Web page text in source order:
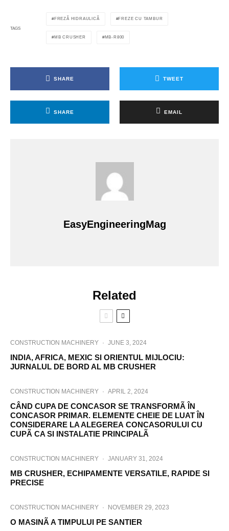
TAGS
FREZĂ HIDRAULICĂ FREZE CU TAMBUR
MB CRUSHER MB-R800
SHARE TWEET
SHARE EMAIL
EasyEngineeringMag
Related
CONSTRUCTION MACHINERY · JUNE 3, 2024
INDIA, AFRICA, MEXIC SI ORIENTUL MIJLOCIU:
JURNALUL DE BORD AL MB CRUSHER
CONSTRUCTION MACHINERY · APRIL 2, 2024
CÂND CUPA DE CONCASOR SE TRANSFORMÃ ÎN
CONCASOR PRIMAR. ELEMENTE CHEIE DE LUAT ÎN
CONSIDERARE LA ALEGEREA CONCASORULUI CU
CUPÃ CA SI INSTALATIE PRINCIPALÃ
CONSTRUCTION MACHINERY · JANUARY 31, 2024
MB CRUSHER, ECHIPAMENTE VERSATILE, RAPIDE SI
PRECISE
CONSTRUCTION MACHINERY · NOVEMBER 29, 2023
O MASINÃ A TIMPULUI PE SANTIER